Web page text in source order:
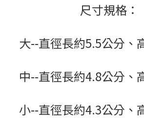
尺寸規格：
大--直徑長約5.5公分、
中--直徑長約4.8公分、
小--直徑長約4.3公分、